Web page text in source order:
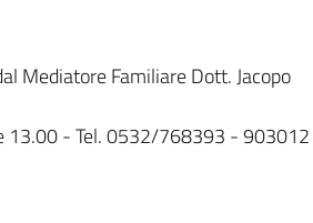
Mediatore Familiare Dott. Jacopo
13.00 - Tel. 0532/768393 -